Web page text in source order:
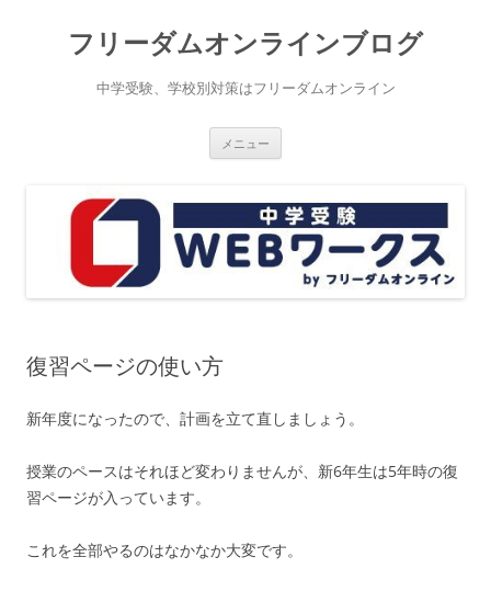
フリーダムオンラインブログ
中学受験、学校別対策はフリーダムオンライン
メニュー
復習ページの使い方
新年度になったので、計画を立て直しましょう。
授業のペースはそれほど変わりませんが、新6年生は5年時の復
習ページが入っています。
これを全部やるのはなかなか大変です。